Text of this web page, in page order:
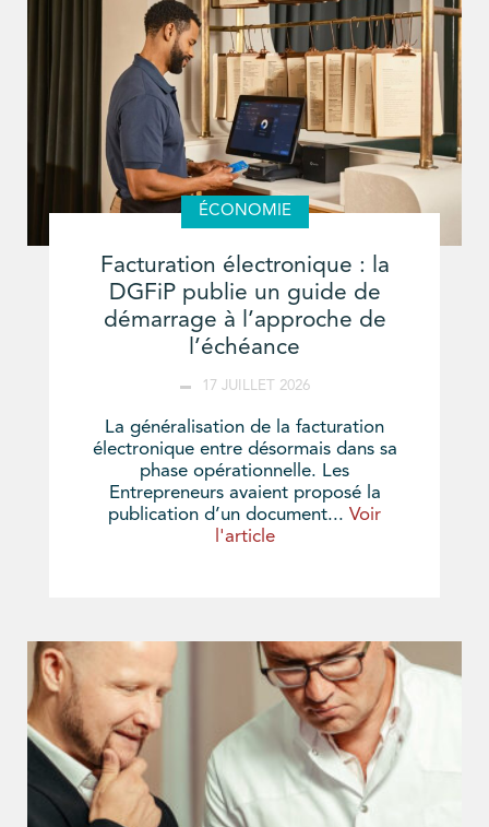
ÉCONOMIE
Facturation électronique : la
DGFiP publie un guide de
démarrage à l’approche de
l’échéance
17 JUILLET 2026
La généralisation de la facturation
électronique entre désormais dans sa
phase opérationnelle. Les
Entrepreneurs avaient proposé la
publication d’un document... Voir
l'article